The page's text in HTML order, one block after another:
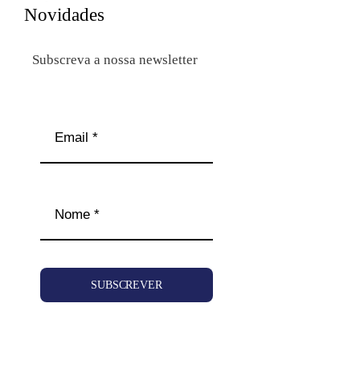
Novidades
Subscreva a nossa newsletter
SUBSCREVER